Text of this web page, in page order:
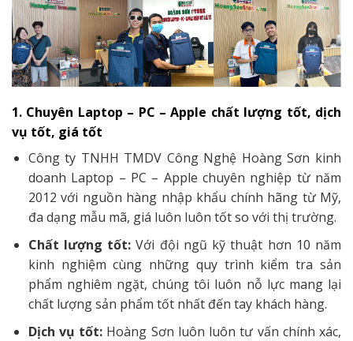
1. Chuyên Laptop – PC – Apple chất lượng tốt, dịch
vụ tốt, giá tốt
Công ty TNHH TMDV Công Nghệ Hoàng Sơn kinh
doanh Laptop – PC – Apple chuyên nghiệp từ năm
2012 với nguồn hàng nhập khẩu chính hãng từ Mỹ,
đa dạng mẫu mã, giá luôn luôn tốt so với thị trường.
Chất lượng tốt: Với đội ngũ kỹ thuật hơn 10 năm
kinh nghiệm cùng những quy trình kiểm tra sản
phẩm nghiêm ngặt, chúng tôi luôn nỗ lực mang lại
chất lượng sản phẩm tốt nhất đến tay khách hàng.
Dịch vụ tốt: Hoàng Sơn luôn luôn tư vấn chính xác,